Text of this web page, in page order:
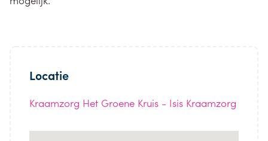
Locatie
Kraamzorg Het Groene Kruis - Isis Kraamzorg